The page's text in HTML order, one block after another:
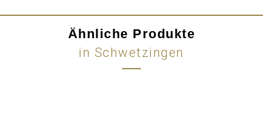
Ähnliche Produkte
in Schwetzingen